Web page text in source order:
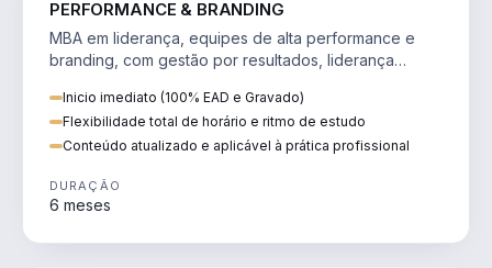
PERFORMANCE & BRANDING
MBA em liderança, equipes de alta performance e
branding, com gestão por resultados, liderança
Inicio imediato (100% EAD e Gravado)
Flexibilidade total de horário e ritmo de estudo
Conteúdo atualizado e aplicável à prática profissional
DURAÇÃO
6 meses